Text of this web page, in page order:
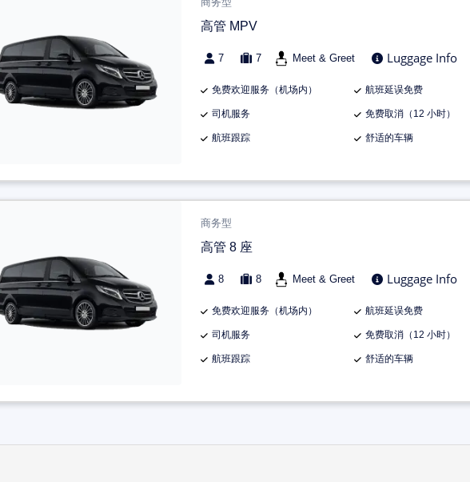
高管 MPV
7 7 Meet & Greet Luggage Info
免费欢迎服务（机场内） 航班延误免费
司机服务 免费取消（12 小时）
航班跟踪 舒适的车辆
商务型
高管 8 座
8 8 Meet & Greet Luggage Info
免费欢迎服务（机场内） 航班延误免费
司机服务 免费取消（12 小时）
航班跟踪 舒适的车辆